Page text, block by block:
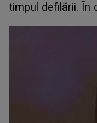
timpul defilării. În